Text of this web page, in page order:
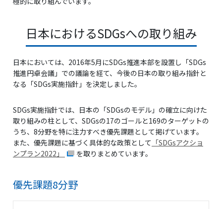
日本におけるSDGsへの取り組み
日本においては、2016年5月にSDGs推進本部を設置し「SDGs
推進円卓会議」での議論を経て、今後の日本の取り組み指針と
なる「SDGs実施指針」を決定しました。
SDGs実施指針では、日本の「SDGsのモデル」の確立に向けた
取り組みの柱として、SDGsの17のゴールと169のターゲットの
うち、8分野を特に注力すべき優先課題として掲げています。
また、優先課題に基づく具体的な政策として 「SDGsアクショ
ンプラン2022」
を取りまとめています。
優先課題8分野